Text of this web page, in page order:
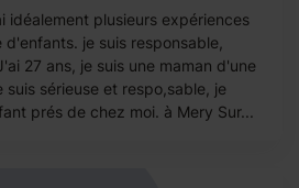
idéalement plusieurs expériences
je suis responsable,
27 ans, je suis une maman d'une
sérieuse et respo,sable, je
prés de chez moi. à Mery Sur...